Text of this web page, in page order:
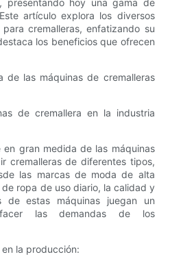
presentando hoy una gama de
artículo explora los diversos
cremalleras, enfatizando su
los beneficios que ofrecen
de las máquinas de cremalleras
de cremallera en la industria
gran medida de las máquinas
cremalleras de diferentes tipos,
las marcas de moda de alta
ropa de uso diario, la calidad y
de estas máquinas juegan un
las demandas de los
la producción: